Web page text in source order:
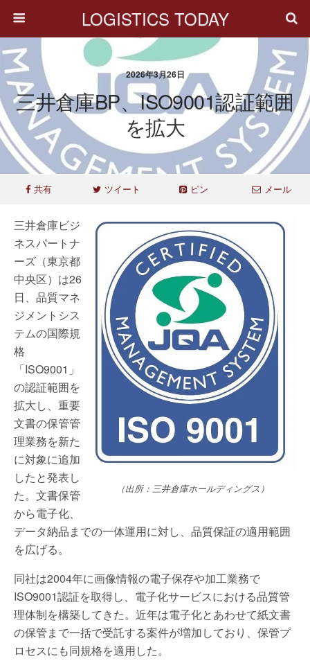
LOGISTICS TODAY
2026年3月26日
三井倉庫BP、ISO9001認証範囲
を拡大
共有 ツイート ピン メール
（出所：三井倉庫ホールディングス）
三井倉庫ビジ
ネスパートナ
ーズ（東京都
中央区）は26
日、品質マネ
ジメントシス
テムの国際規
格
「ISO9001」
の認証範囲を
拡大し、重要
文書の保管管
理業務を新た
に対象に追加
したと発表し
た。文書保管
から電子化、
データ納品までの一体運用に対し、品質保証の適用範囲
を広げる。
同社は2004年に画像情報の電子保存や加工業務で
ISO9001認証を取得し、電子化サービスにおける品質管
理体制を構築してきた。近年は電子化とあわせて紙文書
の保管まで一括で受託する案件が増加しており、保管プ
ロセスにも同規格を適用した。